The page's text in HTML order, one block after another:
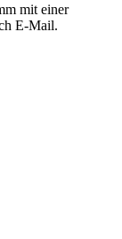
mit einer
E-Mail.